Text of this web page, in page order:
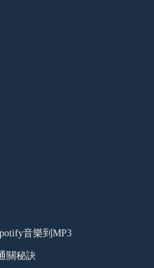
音樂到MP3
關秘訣